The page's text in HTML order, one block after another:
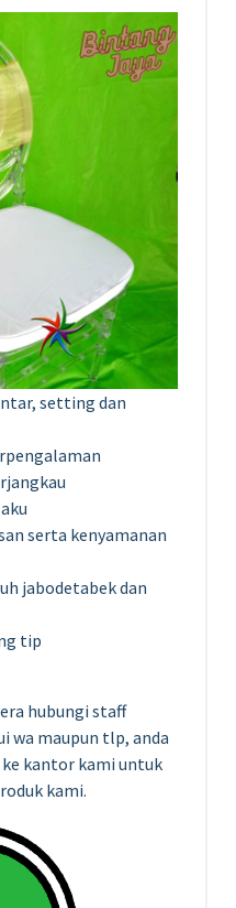
setting dan
serta kenyamanan
jabodetabek dan
tip
hubungi staff
wa maupun tlp, anda
kantor kami untuk
kami.